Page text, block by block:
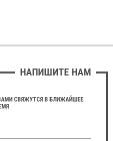
НАПИШИТЕ НАМ
СВЯЖУТСЯ В БЛИЖАЙШЕЕ